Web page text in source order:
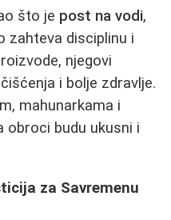
što je post na vodi,
zahteva disciplinu i
njegovi
i bolje zdravlje.
mahunarkama i
obroci budu ukusni i
za Savremenu